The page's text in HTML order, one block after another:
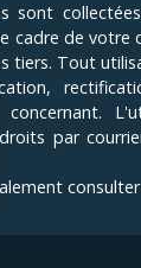
sont
cadre de votre
tiers. Tout
par